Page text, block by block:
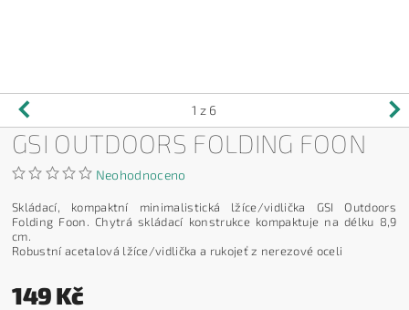
1 z 6
GSI OUTDOORS FOLDING FOON
Neohodnoceno
Skládací, kompaktní minimalistická lžíce/vidlička GSI Outdoors
Folding Foon. Chytrá skládací konstrukce kompaktuje na délku 8,9
cm.
Robustní acetalová lžíce/vidlička a rukojeť z nerezové oceli
149 Kč